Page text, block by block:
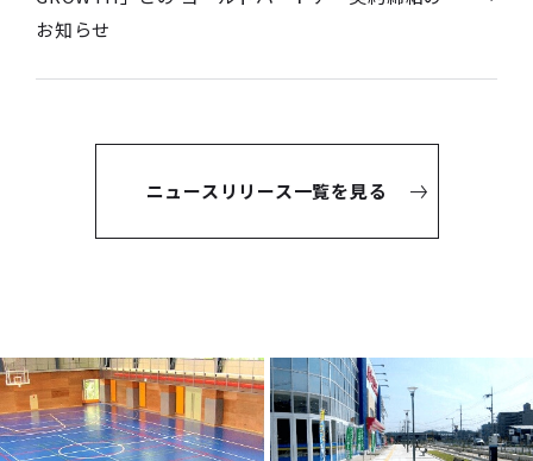
お知らせ
ニュースリリース一覧を見る